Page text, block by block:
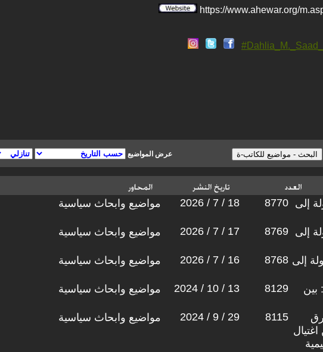
عرض المواضيع
مواضيع وابحاث سياسية 2026 / 7 / 18 8770 إلى
مواضيع وابحاث سياسية 2026 / 7 / 17 8769 إلى
مواضيع وابحاث سياسية 2026 / 7 / 16 8768 إلى
مواضيع وابحاث سياسية 2024 / 10 / 13 8129
بين
مواضيع وابحاث سياسية 2024 / 9 / 29 8115